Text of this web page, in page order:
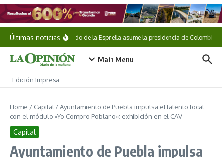
Saltar al contenido
Últimas noticiasAbelardo de la Espriella asume la presidencia de Colombia
Main Menu
Edición Impresa
Home / Capital /Ayuntamiento de Puebla impulsa el talento local
con el módulo «Yo Compro Poblano»; exhibición en el CAV
Capital
Ayuntamiento de Puebla impulsa